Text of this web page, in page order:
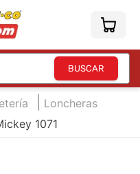
Loncheras
1071